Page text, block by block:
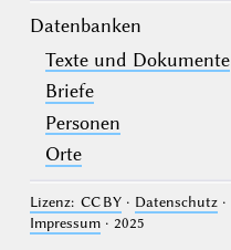
Datenbanken
Texte und Dokumente
Briefe
Personen
Orte
Lizenz: CC BY· Datenschutz·
Impressum· 2025